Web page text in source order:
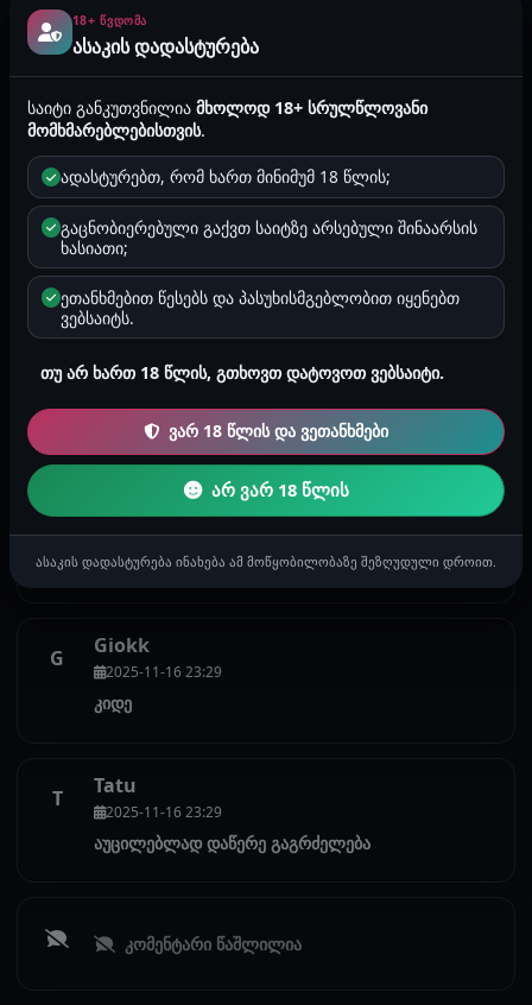
კომენტარის დამატება
კომენტარის დასატოვებლად საჭიროა
ავტორიზაციადა Premium პაკეტი.
დისკუსია
კომენტარები
ისტორიაზე დატოვებული დადასტურებული კომენტარები.
2025-12-25 03:12
@froydisntdead, თან რა იღბლიანები
კომენტარი წაშლილია
G Giokk
2025-11-16 23:29
კიდე
T Tatu
2025-11-16 23:29
აუცილებლად დაწერე გაგრძელება
კომენტარი წაშლილია
18+ ᲬᲕᲓᲝᲛᲐ
ასაკის დადასტურება
საიტი განკუთვნილიამხოლოდ 18+ სრულწლოვანი
მომხმარებლებისთვის.
ადასტურებთ, რომ ხართ მინიმუმ 18 წლის;
გაცნობიერებული გაქვთ საიტზე არსებული შინაარსის
ხასიათი;
ეთანხმებით წესებს და პასუხისმგებლობით იყენებთ
ვებსაიტს.
თუ არ ხართ 18 წლის, გთხოვთ დატოვოთ ვებსაიტი.
ვარ 18 წლის და ვეთანხმები
არ ვარ 18 წლის
ასაკის დადასტურება ინახება ამ მოწყობილობაზე შეზღუდული დროით.